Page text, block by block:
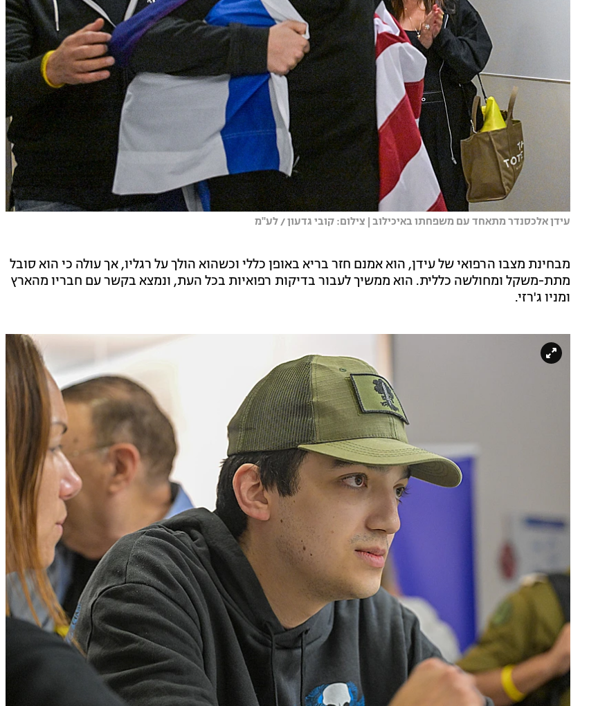
עידן אלכסנדר מתאחד עם משפחתו באיכילוב | צילום: קובי גדעון / לע"מ
מבחינת מצבו הרפואי של עידן, הוא אמנם חזר בריא באופן כללי וכשהוא הולך על רגליו, אך עולה כי הוא סובל
מתת-משקל ומחולשה כללית. הוא ממשיך לעבור בדיקות רפואיות בכל העת, ונמצא בקשר עם חבריו מהארץ
ומניו ג'רזי.